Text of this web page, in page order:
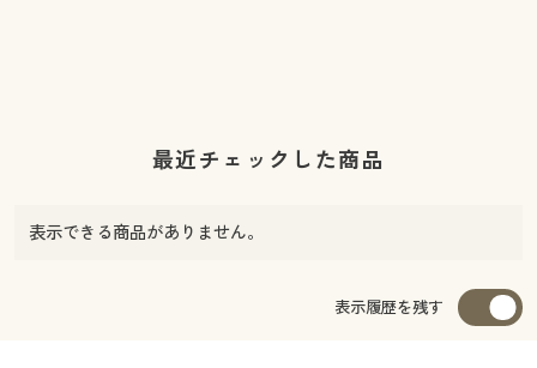
最近チェックした商品
表示できる商品がありません。
表示履歴を残す